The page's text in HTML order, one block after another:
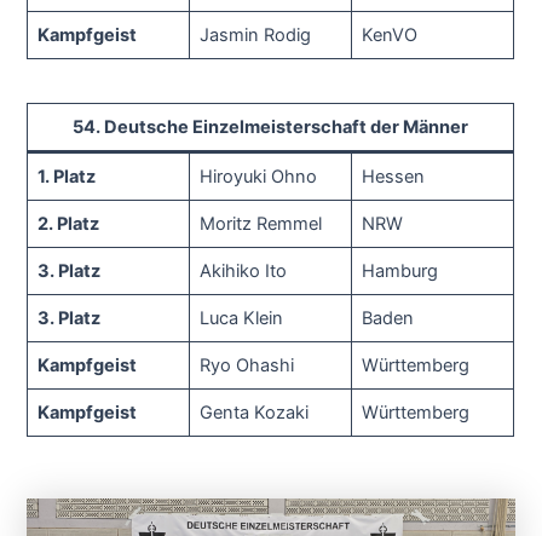
Kampfgeist Jasmin Rodig KenVO
54. Deutsche Einzelmeisterschaft der Männer
1. Platz Hiroyuki Ohno Hessen
2. Platz Moritz Remmel NRW
3. Platz Akihiko Ito Hamburg
3. Platz Luca Klein Baden
Kampfgeist Ryo Ohashi Württemberg
Kampfgeist Genta Kozaki Württemberg